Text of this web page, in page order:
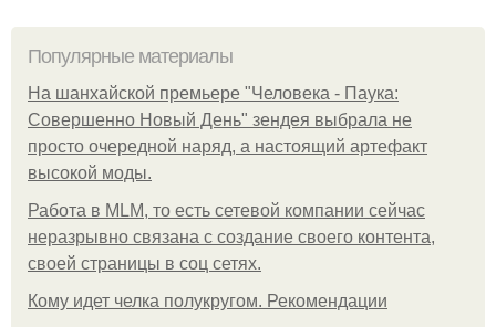
Популярные материалы
На шанхайской премьере "Человека - Паука:
Совершенно Новый День" зендея выбрала не
просто очередной наряд, а настоящий артефакт
высокой моды.
Работа в MLM, то есть сетевой компании сейчас
неразрывно связана с создание своего контента,
своей страницы в соц сетях.
Кому идет челка полукругом. Рекомендации